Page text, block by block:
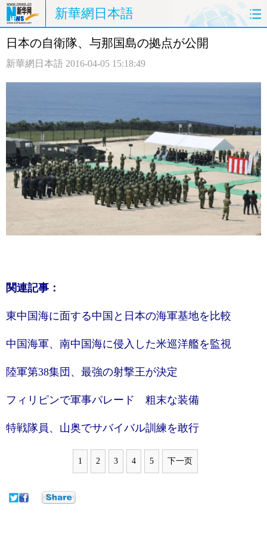
新華網日本語
ホームページ 政治
中日対訳
日本の自衛隊、与那国島の拠点が公開
新華網日本語 2016-04-05 15:18:49
関連記事：
東中国海に面する中国と日本の海軍基地を比較
中国海軍、南中国海に侵入した米巡洋艦を監視
陸軍第38集団、最強の射撃王が決定
フィリピンで軍事パレード 粗末な装備
特戦隊員、山奥でサバイバル訓練を敢行
1 2 3 4 5 下一页